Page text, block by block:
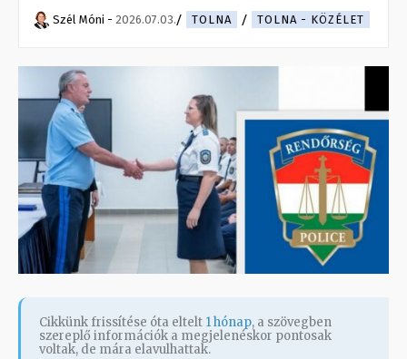
Szél Móni - 2026.07.03. TOLNA TOLNA - KÖZÉLET
Cikkünk frissítése óta eltelt 1 hónap, a szövegben
szereplő információk a megjelenéskor pontosak
voltak, de mára elavulhattak.